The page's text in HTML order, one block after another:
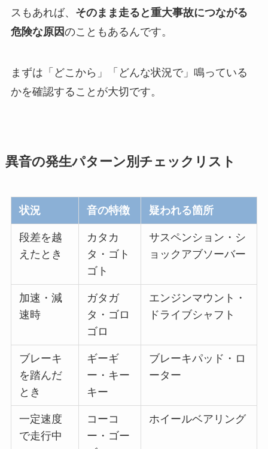
スもあれば、 そのまま走ると重大事故につながる
危険な原因のこともあるんです。
まずは「どこから」「どんな状況で」鳴っている
かを確認することが大切です。
異音の発生パターン別チェックリスト
状況 音の特徴 疑われる箇所
段差を越
えたとき
カタカ
タ・ゴト
ゴト
サスペンション・シ
ョックアブソーバー
加速・減
速時
ガタガ
タ・ゴロ
ゴロ
エンジンマウント・
ドライブシャフト
ブレーキ
を踏んだ
とき
ギーギ
ー・キー
キー
ブレーキパッド・ロ
ーター
一定速度
で走行中
コーコ
ー・ゴー
ホイールベアリング